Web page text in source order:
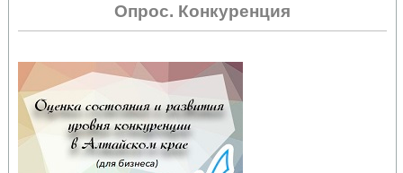
Опрос. Конкуренция